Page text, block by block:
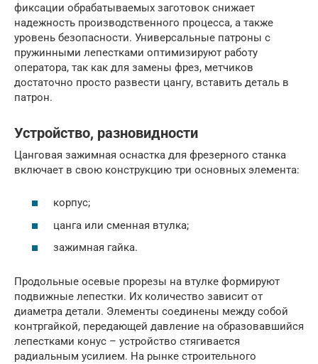
фиксации обрабатываемых заготовок снижает
надежность производственного процесса, а также
уровень безопасности. Универсальные патроны с
пружинными лепестками оптимизируют работу
оператора, так как для замены фрез, метчиков
достаточно просто развести цангу, вставить деталь в
патрон.
Устройство, разновидности
Цанговая зажимная оснастка для фрезерного станка
включает в свою конструкцию три основных элемента:
корпус;
цанга или сменная втулка;
зажимная гайка.
Продольные осевые прорезы на втулке формируют
подвижные лепестки. Их количество зависит от
диаметра детали. Элементы соединены между собой
контргайкой, передающей давление на образовавшийся
лепестками конус – устройство стягивается
радиальным усилием. На рынке строительного